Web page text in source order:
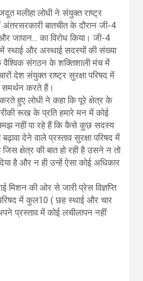
मलीहा लोधी ने संयुक्त राष्ट्र
बातचीत के दौरान जी-4
जापान… का विरोध किया। जी-4
में स्थाई और अस्थाई सदस्यों की संख्या
वैश्विक संगठन के शक्तिशाली मंच में
देश संयुक्त राष्ट्र सुरक्षा परिषद में
करते हैं।
हुए लोधी ने कहा कि पूरे क्षेत्र के
रूख के प्रति हमारे मन में कोई
नहीं पा रहे हैं कि कैसे कुछ सदस्य
देने वाले प्रस्ताव सुरक्षा परिषद में
जिस क्षेत्र की बात हो रही है उसने न तो
है और न ही उन्हें ऐसा कोई अधिकार
मिशन की ओर से जारी प्रेस विज्ञप्ति
में कुल10 ( छह स्थाई और चार
प्रस्ताव में कोई लचीलापन नहीं